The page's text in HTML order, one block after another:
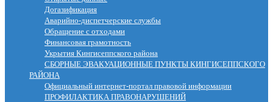
Догазификация
Аварийно-диспетчерские службы
Обращение с отходами
Финансовая грамотность
Укрытия Кингисеппского района
СБОРНЫЕ ЭВАКУАЦИОННЫЕ ПУНКТЫ КИНГИСЕППСКОГО
РАЙОНА
Официальный интернет-портал правовой информации
ПРОФИЛАКТИКА ПРАВОНАРУШЕНИЙ